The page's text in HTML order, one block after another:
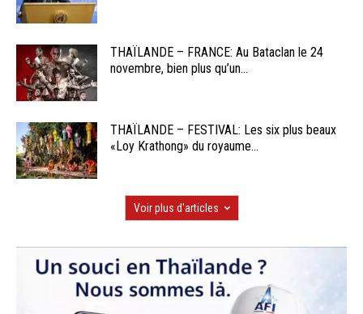
THAÏLANDE – FRANCE: Au Bataclan le 24
novembre, bien plus qu’un...
THAÏLANDE – FESTIVAL: Les six plus beaux
«Loy Krathong» du royaume...
Voir plus d'articles